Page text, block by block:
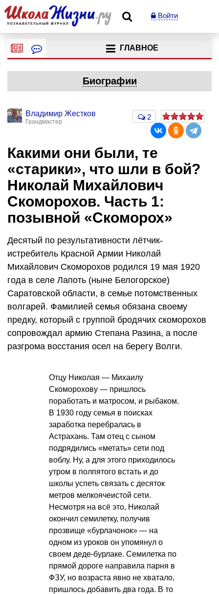
Войти
ГЛАВНОЕ
Биографии
Владимир Жестков
Грандмастер
2
Какими они были, те
«старики», что шли в бой?
Николай Михайлович
Скоморохов. Часть 1:
позывной «Скоморох»
Десятый по результативности лётчик-
истребитель Красной Армии Николай
Михайлович Скоморохов родился 19 мая 1920
года в селе Лапоть (ныне Белогорское)
Саратовской области, в семье потомственных
волгарей. Фамилией семья обязана своему
предку, который с группой бродячих скоморохов
сопровождал армию Степана Разина, а после
разгрома восстания осел на берегу Волги.
Отцу Николая — Михаилу
Скоморохову — пришлось
поработать и матросом, и рыбаком.
В 1930 году семья в поисках
заработка перебралась в
Астрахань. Там отец с сыном
подрядились «метать» сети под
воблу. Ну, а для этого приходилось
утром в полпятого встать и до
школы успеть связать с десяток
метров мелкоячеистой сети.
Несмотря на всё это, Николай
окончил семилетку, получив
прозвище «бурлачонок» — на
одном из уроков он упомянул о
своем деде-бурлаке. Семилетка по
прямой дороге направила парня в
ФЗУ, но возраста явно не хватало,
пришлось добавить два года. В то